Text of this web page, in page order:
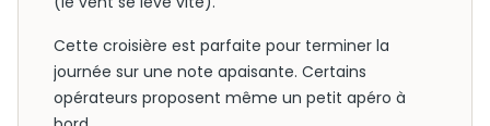
Cette croisière est parfaite pour terminer la
journée sur une note apaisante. Certains
opérateurs proposent même un petit apéro à